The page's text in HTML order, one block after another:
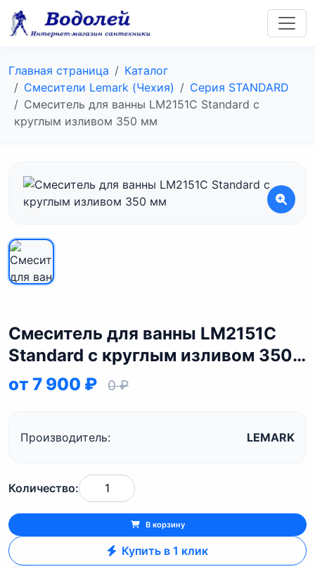
Главная страница
Каталог
Смесители Lemark (Чехия)
Серия STANDARD
Смеситель для ванны LM2151C Standard с
круглым изливом 350 мм
Смеситель для ванны LM2151C
Standard с круглым изливом 350
мм
от 7 900 ₽ 0 ₽
Производитель: LEMARK
Количество:
В корзину
Купить в 1 клик